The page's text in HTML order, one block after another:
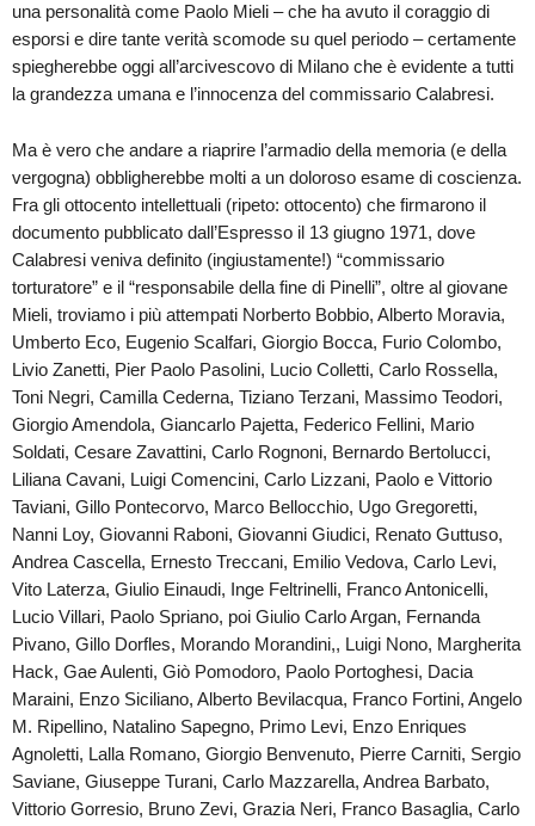
una personalità come Paolo Mieli – che ha avuto il coraggio di
esporsi e dire tante verità scomode su quel periodo – certamente
spiegherebbe oggi all’arcivescovo di Milano che è evidente a tutti
la grandezza umana e l’innocenza del commissario Calabresi.
Ma è vero che andare a riaprire l’armadio della memoria (e della
vergogna) obbligherebbe molti a un doloroso esame di coscienza.
Fra gli ottocento intellettuali (ripeto: ottocento) che firmarono il
documento pubblicato dall’Espresso il 13 giugno 1971, dove
Calabresi veniva definito (ingiustamente!) “commissario
torturatore” e il “responsabile della fine di Pinelli”, oltre al giovane
Mieli, troviamo i più attempati Norberto Bobbio, Alberto Moravia,
Umberto Eco, Eugenio Scalfari, Giorgio Bocca, Furio Colombo,
Livio Zanetti, Pier Paolo Pasolini, Lucio Colletti, Carlo Rossella,
Toni Negri, Camilla Cederna, Tiziano Terzani, Massimo Teodori,
Giorgio Amendola, Giancarlo Pajetta, Federico Fellini, Mario
Soldati, Cesare Zavattini, Carlo Rognoni, Bernardo Bertolucci,
Liliana Cavani, Luigi Comencini, Carlo Lizzani, Paolo e Vittorio
Taviani, Gillo Pontecorvo, Marco Bellocchio, Ugo Gregoretti,
Nanni Loy, Giovanni Raboni, Giovanni Giudici, Renato Guttuso,
Andrea Cascella, Ernesto Treccani, Emilio Vedova, Carlo Levi,
Vito Laterza, Giulio Einaudi, Inge Feltrinelli, Franco Antonicelli,
Lucio Villari, Paolo Spriano, poi Giulio Carlo Argan, Fernanda
Pivano, Gillo Dorfles, Morando Morandini,, Luigi Nono, Margherita
Hack, Gae Aulenti, Giò Pomodoro, Paolo Portoghesi, Dacia
Maraini, Enzo Siciliano, Alberto Bevilacqua, Franco Fortini, Angelo
M. Ripellino, Natalino Sapegno, Primo Levi, Enzo Enriques
Agnoletti, Lalla Romano, Giorgio Benvenuto, Pierre Carniti, Sergio
Saviane, Giuseppe Turani, Carlo Mazzarella, Andrea Barbato,
Vittorio Gorresio, Bruno Zevi, Grazia Neri, Franco Basaglia, Carlo